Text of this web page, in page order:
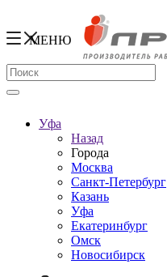
МЕНЮ
Уфа
Назад
Города
Москва
Санкт-Петербург
Казань
Уфа
Екатеринбург
Омск
Новосибирск